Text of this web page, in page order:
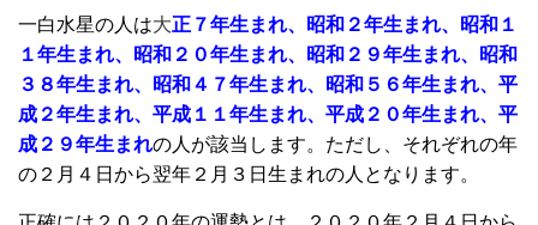
一白水星の人は大正７年生まれ、昭和２年生まれ、昭和１
１年生まれ、昭和２０年生まれ、昭和２９年生まれ、昭和
３８年生まれ、昭和４７年生まれ、昭和５６年生まれ、平
成２年生まれ、平成１１年生まれ、平成２０年生まれ、平
成２９年生まれの人が該当します。ただし、それぞれの年
の２月４日から翌年２月３日生まれの人となります。